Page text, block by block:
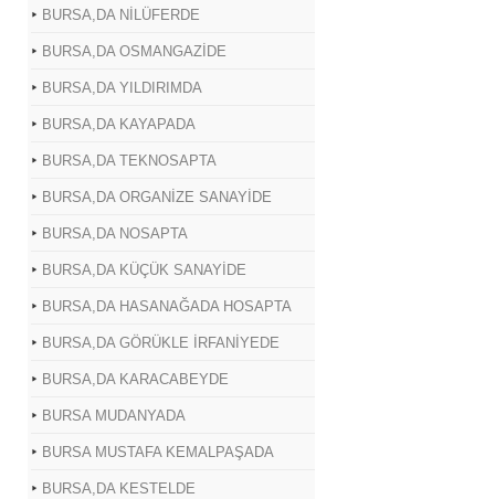
BURSA,DA NİLÜFERDE
BURSA,DA OSMANGAZİDE
BURSA,DA YILDIRIMDA
BURSA,DA KAYAPADA
BURSA,DA TEKNOSAPTA
BURSA,DA ORGANİZE SANAYİDE
BURSA,DA NOSAPTA
BURSA,DA KÜÇÜK SANAYİDE
BURSA,DA HASANAĞADA HOSAPTA
BURSA,DA GÖRÜKLE İRFANİYEDE
BURSA,DA KARACABEYDE
BURSA MUDANYADA
BURSA MUSTAFA KEMALPAŞADA
BURSA,DA KESTELDE